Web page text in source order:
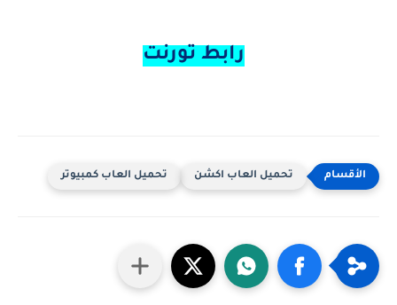
رابط تورنت
تحميل العاب اكشن تحميل العاب كمبيوتر